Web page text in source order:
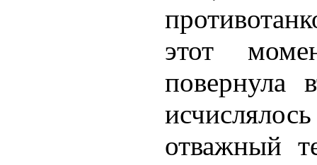
этот
повернула
отважный